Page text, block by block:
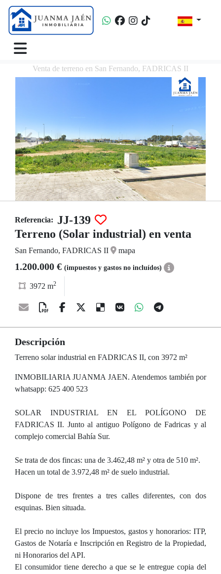
Venta de terreno en San Fernando, FADRICAS II
Referencia: JJ-139
Terreno (Solar industrial) en venta
San Fernando, FADRICAS II mapa
1.200.000 € (impuestos y gastos no incluídos)
3972 m2
Descripción
Terreno solar industrial en FADRICAS II, con 3972 m²
INMOBILIARIA JUANMA JAEN. Atendemos también por
whatsapp: 625 400 523
SOLAR INDUSTRIAL EN EL POLÍGONO DE
FADRICAS II. Junto al antiguo Polígono de Fadricas y al
complejo comercial Bahía Sur.
Se trata de dos fincas: una de 3.462,48 m² y otra de 510 m².
Hacen un total de 3.972,48 m² de suelo industrial.
Dispone de tres frentes a tres calles diferentes, con dos
esquinas. Bien situada.
El precio no incluye los Impuestos, gastos y honorarios: ITP,
Gastos de Notaría e Inscripción en Registro de la Propiedad,
ni Honorarios del API.
El consumidor tiene derecho a que se le entregue copia del